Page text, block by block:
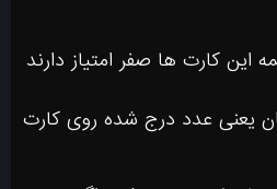
خودشان يعنى عدد درج شده روى كارت